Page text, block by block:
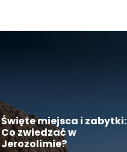
Święte miejsca i zabytki:
Co zwiedzać w
Jerozolimie?